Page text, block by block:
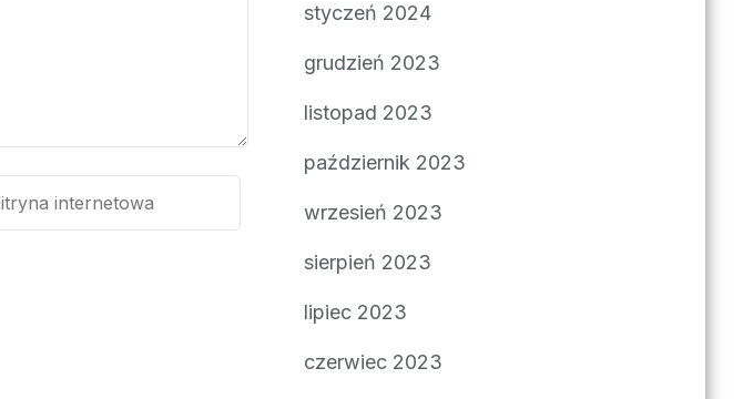
styczeń 2024
grudzień 2023
listopad 2023
październik 2023
wrzesień 2023
sierpień 2023
lipiec 2023
czerwiec 2023